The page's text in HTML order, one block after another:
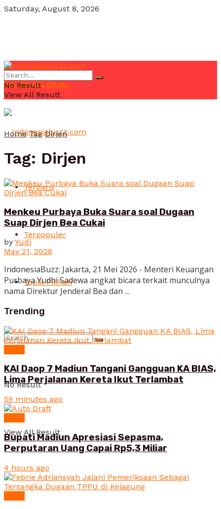
Saturday, August 8, 2026
POJOK MILENIAL
Terbaru
Terpopuler
Topik Pilihan
No Result
View All Result
No Result
View All Result
Home Tag Dirjen
Tag: Dirjen
Menkeu Purbaya Buka Suara soal Dugaan
Suap Dirjen Bea Cukai
by Yudi
May 21, 2026
IndonesiaBuzz: Jakarta, 21 Mei 2026 - Menteri Keuangan
Purbaya Yudhi Sadewa angkat bicara terkait munculnya
nama Direktur Jenderal Bea dan ...
Trending
KAI Daop 7 Madiun Tangani Gangguan KA BIAS,
Lima Perjalanan Kereta Ikut Terlambat
59 minutes ago
Bupati Madiun Apresiasi Sepasma,
Perputaran Uang Capai Rp5,3 Miliar
4 hours ago